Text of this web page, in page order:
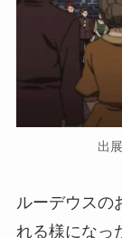
出展
ルーデウスの
れる様になっ